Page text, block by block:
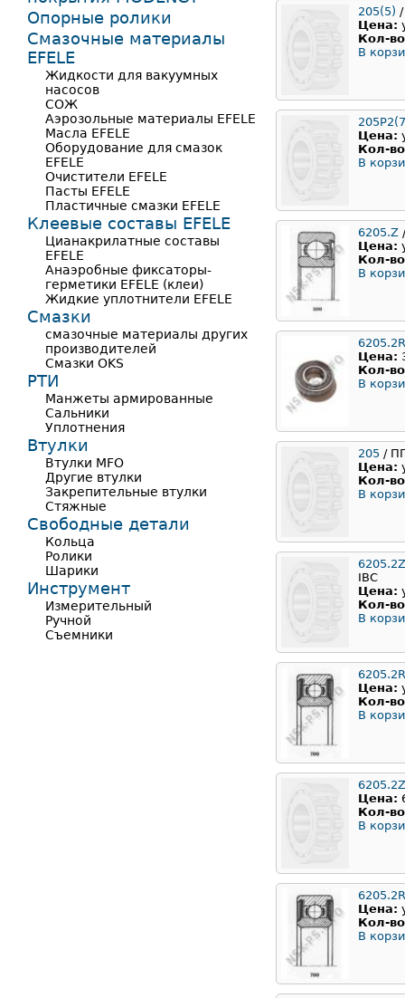
205(5)
Цена:
Кол-
В
Цена:
Кол-
В
6205.Z
Цена:
Кол-
В
Цена:
Кол-
В
205 /
Цена:
Кол-
В
IBC
Цена:
Кол-
В
Цена:
Кол-
В
6205.2Z
Цена:
Кол-
В
Цена:
Кол-
В
Опорные ролики
Смазочные материалы
EFELE
Жидкости для вакуумных
насосов
СОЖ
Аэрозольные материалы EFELE
Масла EFELE
Оборудование для смазок
EFELE
Очистители EFELE
Пасты EFELE
Пластичные смазки EFELE
Клеевые составы EFELE
Цианакрилатные составы
EFELE
Анаэробные фиксаторы-
герметики EFELE (клеи)
Жидкие уплотнители EFELE
Смазки
смазочные материалы других
производителей
Смазки OKS
РТИ
Манжеты армированные
Сальники
Уплотнения
Втулки
Втулки MFO
Другие втулки
Закрепительные втулки
Стяжные
Свободные детали
Кольца
Ролики
Шарики
Инструмент
Измерительный
Ручной
Съемники